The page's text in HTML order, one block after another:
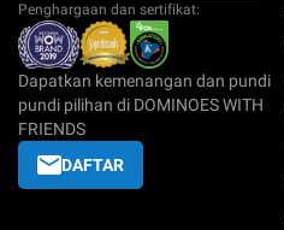
Penghargaan dan sertifikat:
Dapatkan kemenangan dan pundi
pundi pilihan di DOMINOES WITH
FRIENDS
DAFTAR